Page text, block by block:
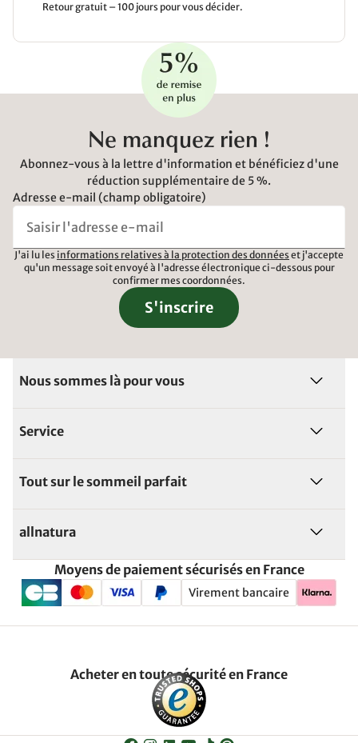
Retour gratuit – 100 jours pour vous décider.
Ne manquez rien !
Abonnez-vous à la lettre d'information et bénéficiez d'une
réduction supplémentaire de 5 %.
Adresse e-mail (champ obligatoire)
J'ai lu les informations relatives à la protection des données et j'accepte
qu'un message soit envoyé à l'adresse électronique ci-dessous pour
confirmer mes coordonnées.
S'inscrire
Nous sommes là pour vous
Service
Tout sur le sommeil parfait
allnatura
Moyens de paiement sécurisés en France
Virement bancaire
Acheter en toute sécurité en France